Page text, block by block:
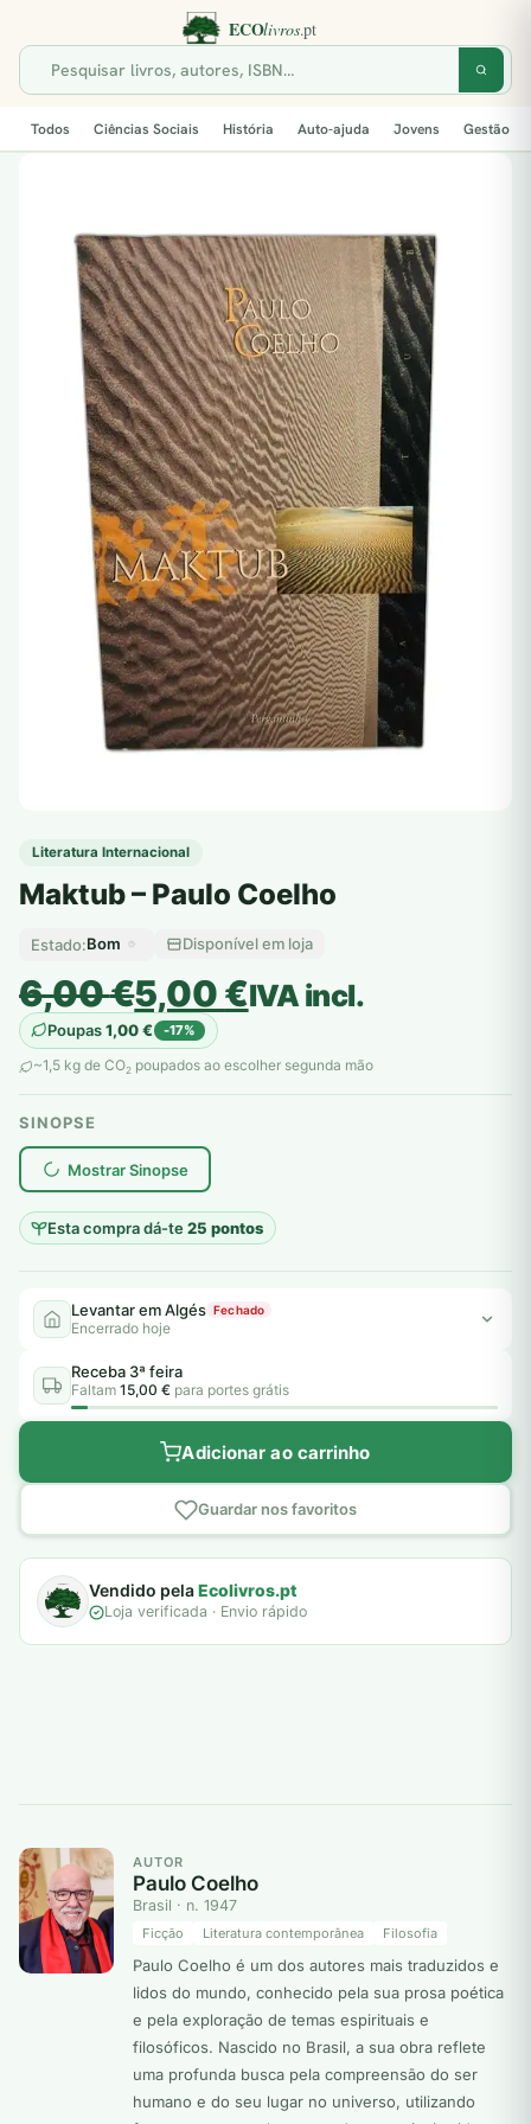
Todos Ciências Sociais História Auto-ajuda Jovens Gestão
Literatura Internacional
Maktub – Paulo Coelho
Estado:Bom Disponível em loja
6,00€
O
preço
original
era:
6,00 €.
5,00€
O
preço
atual
é:
5,00 €.
IVA incl.
Poupas1,00€ -17%
~1,5 kg de CO2 poupados ao escolher segunda mão
SINOPSE
Mostrar Sinopse
Esta compra dá-te25 pontos
plantar árvores reais
Levantar em Algés Fechado
Encerrado hoje
Receba 3ª feira
Faltam 15,00 € para portes grátis
Adicionar ao carrinho
Guardar nos favoritos
Vendido pelaEcolivros.pt
Loja verificada · Envio rápido
AUTOR
Paulo Coelho
Brasil · n. 1947
Ficção Literatura contemporânea Filosofia
Paulo Coelho é um dos autores mais traduzidos e
lidos do mundo, conhecido pela sua prosa poética
e pela exploração de temas espirituais e
filosóficos. Nascido no Brasil, a sua obra reflete
uma profunda busca pela compreensão do ser
humano e do seu lugar no universo, utilizando